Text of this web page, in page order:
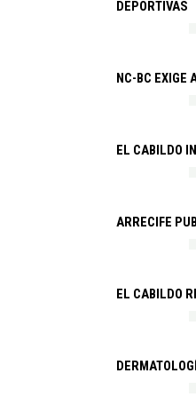
DEPORTIVAS
NC-BC EXIGE
EL CABILDO
ARRECIFE
EL CABILDO